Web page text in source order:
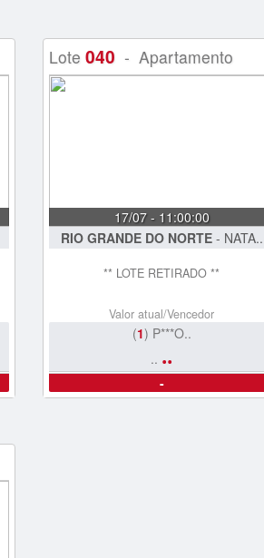
Lote 040 - Apartamento
17/07 - 11:00:00
RIO GRANDE DO NORTE- NATA..
** LOTE RETIRADO **
Valor atual/Vencedor
(1) P***O..
.. ..
-